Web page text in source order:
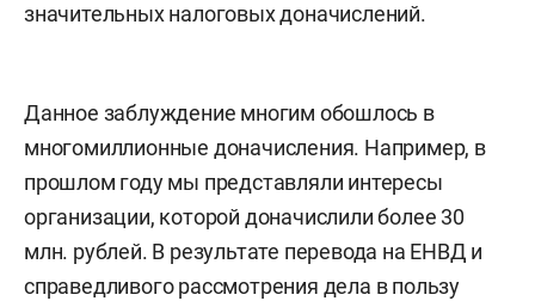
значительных налоговых доначислений.
Данное заблуждение многим обошлось в
многомиллионные доначисления. Например, в
прошлом году мы представляли интересы
организации, которой доначислили более 30
млн. рублей. В результате перевода на ЕНВД и
справедливого рассмотрения дела в пользу